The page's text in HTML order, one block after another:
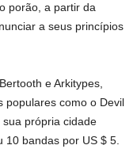
porão, a partir da
a seus princípios
e Arkitypes,
populares como o Devil
própria cidade
10 bandas por US $ 5.